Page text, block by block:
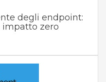
degli endpoint:
impatto zero